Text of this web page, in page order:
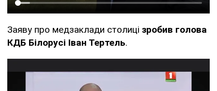
Заяву про медзаклади столиці зробив голова
КДБ Білорусі Іван Тертель.